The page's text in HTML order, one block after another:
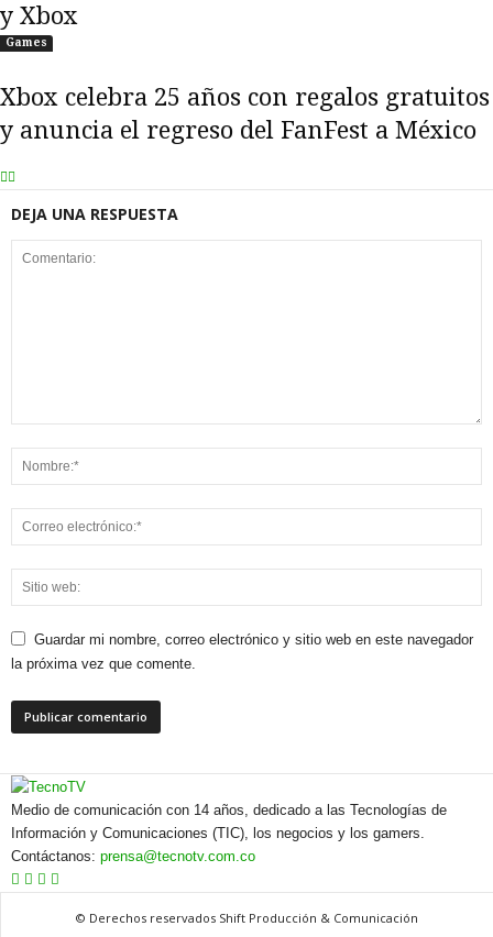
y Xbox
Games
Xbox celebra 25 años con regalos gratuitos
y anuncia el regreso del FanFest a México
DEJA UNA RESPUESTA
Guardar mi nombre, correo electrónico y sitio web en este navegador
la próxima vez que comente.
Medio de comunicación con 14 años, dedicado a las Tecnologías de
Información y Comunicaciones (TIC), los negocios y los gamers.
Contáctanos: prensa@tecnotv.com.co
© Derechos reservados Shift Producción & Comunicación